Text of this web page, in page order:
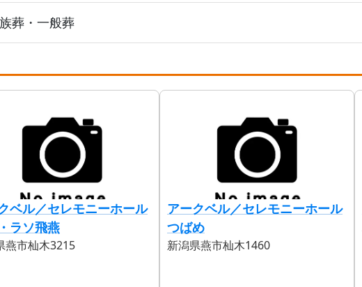
葬・一般葬
ベル／セレモニーホール
ラソ飛燕
燕市杣木3215
アークベル／セレモニーホール
つばめ
新潟県燕市杣木1460